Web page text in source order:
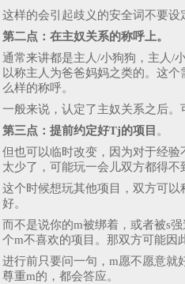
这样的会引起歧义的安全词不要
第二点：在主奴关系的称呼上。
通常来讲都是主人/小狗狗，主人/
以称主人为爸爸妈妈之类的。这
么样的称呼。
一般来说，认定了主奴关系之后。
第三点：提前约定好Tj的项目 。
但也可以临时改变，因为对于经验
太少了，可能玩一会儿双方都得不
这个时候想玩其他项目，双方可
好。
而不是说你的m被绑着，或者被s
个m不喜欢的项目。那双方可能因
进行前只要问一句，m愿不愿意就
尊重m的，都会答应。